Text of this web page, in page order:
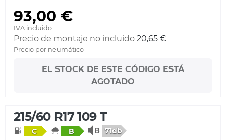
93,00 €
IVA incluido
Precio de montaje no incluido 20,65 €
Precio por neumático
EL STOCK DE ESTE CÓDIGO ESTÁ
AGOTADO
215/60 R17 109 T
C B 71db